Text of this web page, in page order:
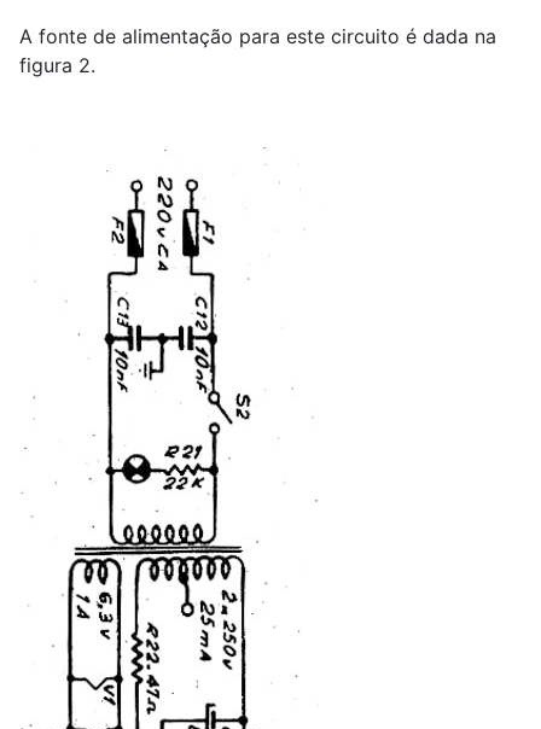
A fonte de alimentação para este circuito é dada na
figura 2.